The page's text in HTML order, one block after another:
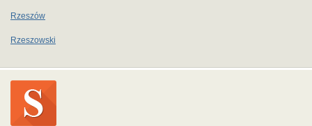
Rzeszów
Rzeszowski